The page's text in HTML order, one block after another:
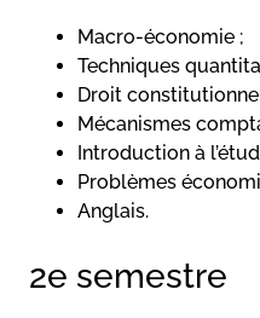
Macro-économie ;
Techniques
Droit
Mécanismes
Introduction à
Problèmes
Anglais.
2e semestre